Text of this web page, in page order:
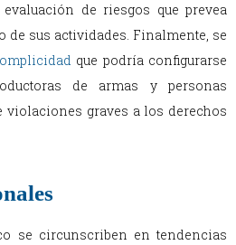
de riesgos que prevea
de sus actividades. Finalmente, se
que podría configurarse
de armas y personas
violaciones graves a los derechos
se circunscriben en tendencias